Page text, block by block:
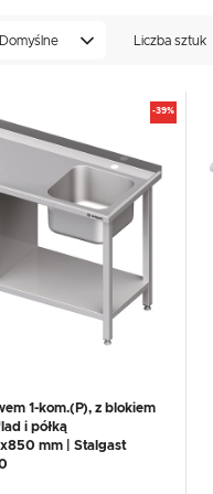
Domyślne Liczba sztuk
-39%
1-kom.(P), z blokiem
i półką
mm | Stalgast